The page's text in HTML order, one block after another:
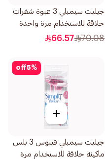
جيليت سيمبلي 3 عبوة شفرات
حلاقة للاستخدام مرة واحدة
للنساء 12قطعة
70.08
66.57
5%
off
+
جيليت سيمبلي فينوس 3 بلس
ماكينة حلاقة للاستخدام مرة